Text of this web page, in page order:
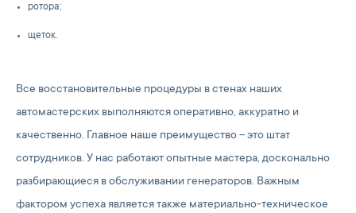
ротора;
щеток.
Все восстановительные процедуры в стенах наших
автомастерских выполняются оперативно, аккуратно и
качественно. Главное наше преимущество – это штат
сотрудников. У нас работают опытные мастера, досконально
разбирающиеся в обслуживании генераторов. Важным
фактором успеха является также материально-техническое